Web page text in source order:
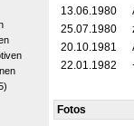
13.06.1980
25.07.1980
20.10.1981
22.01.1982
Fotos